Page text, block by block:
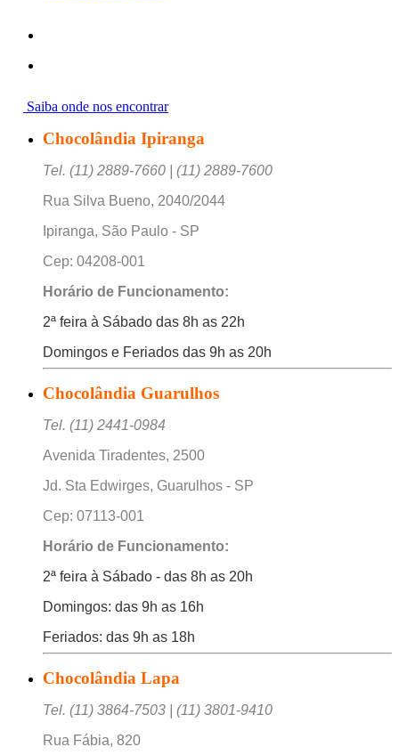
Saiba onde nos encontrar
Chocolândia Ipiranga
Tel. (11) 2889-7660 | (11) 2889-7600
Rua Silva Bueno, 2040/2044
Ipiranga, São Paulo - SP
Cep: 04208-001
Horário de Funcionamento:
2ª feira à Sábado das 8h as 22h
Domingos e Feriados das 9h as 20h
Chocolândia Guarulhos
Tel. (11) 2441-0984
Avenida Tiradentes, 2500
Jd. Sta Edwirges, Guarulhos - SP
Cep: 07113-001
Horário de Funcionamento:
2ª feira à Sábado - das 8h as 20h
Domingos: das 9h as 16h
Feriados: das 9h as 18h
Chocolândia Lapa
Tel. (11) 3864-7503 | (11) 3801-9410
Rua Fábia, 820